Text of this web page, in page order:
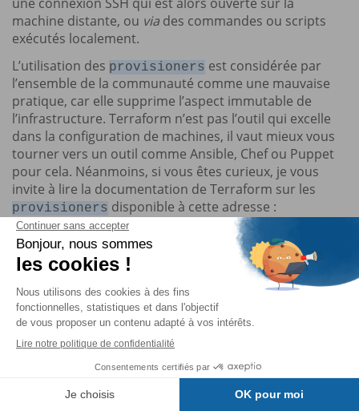
machine distante, ou via des commandes ou scripts
exécutés localement.
L’utilisation des provisioners est considérée par
l’ensemble de la communauté comme une mauvaise
pratique, car elle supprime l’aspect immutable de
l’infrastructure. Terraform n’est pas l’outil qui excelle
dans la configuration de machines, il vaut mieux vous
tourner vers un outil comme Ansible, Chef ou Puppet
pour cela. Néanmoins, si vous êtes curieux, je vous
invite à lire la documentation de Terraform sur les
provisioners disponible à cette adresse :
https://developer.hashicorp.com/terraform/language/r
esources/provisioners/syntax
Le chapitre suivant va aborder une notion tout aussi
dense que ce chapitre : la gestion du state. Le state est
un des éléments centraux de Terraform, et il
nécessite une gestion particulière. Nous allons donc
aborder la notion de state avec son fonctionnement
l’ensemble des opérations qui peuvent être...
Table des matières